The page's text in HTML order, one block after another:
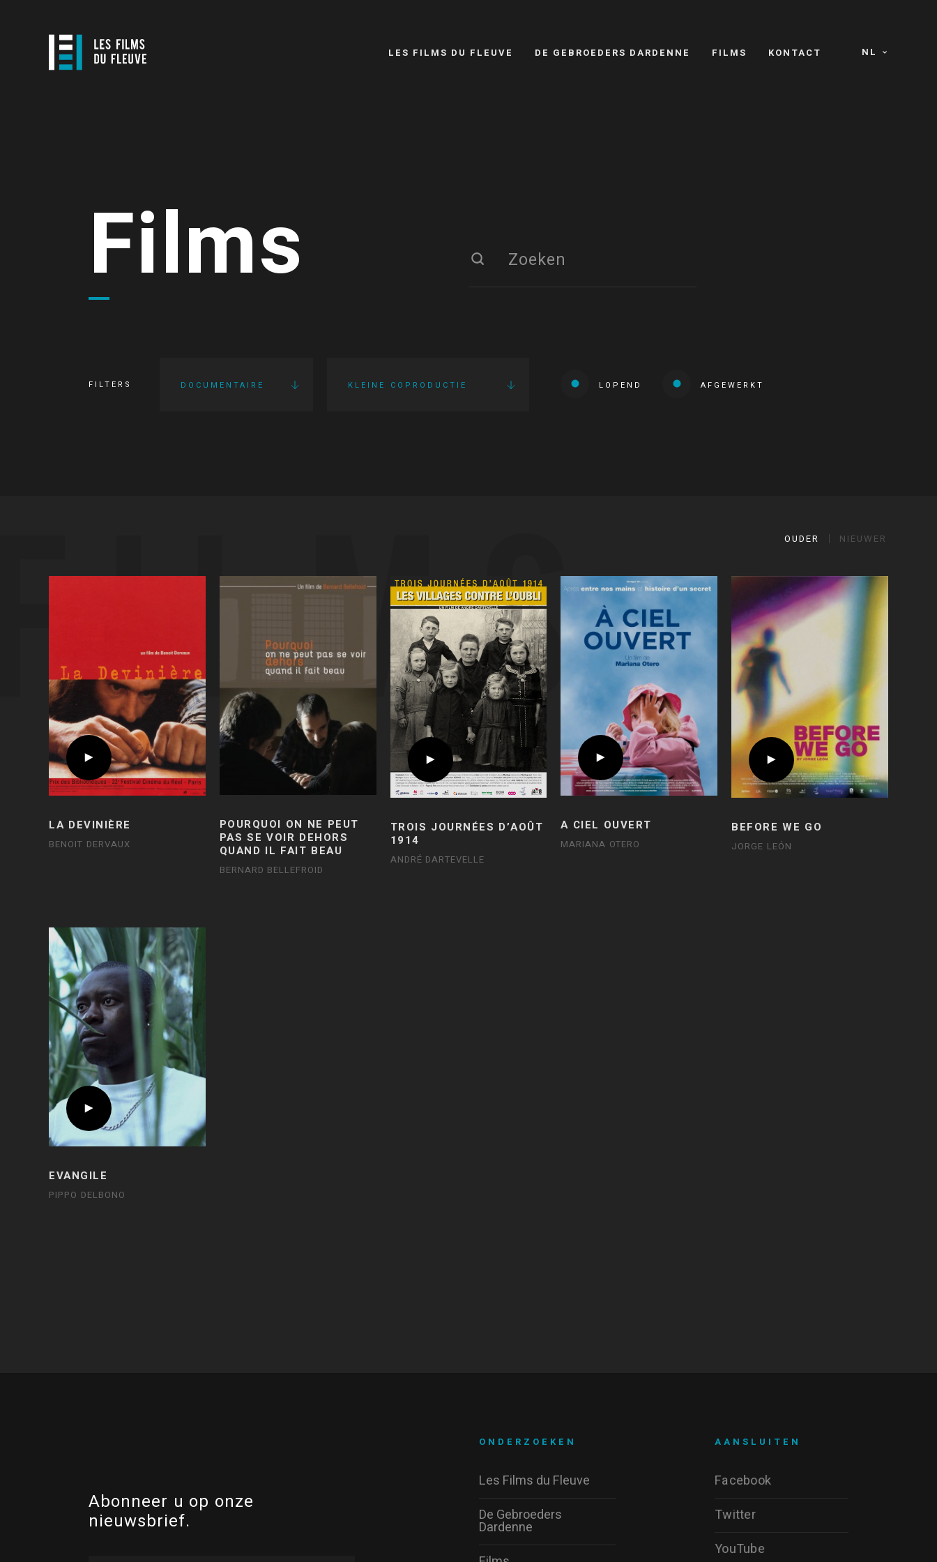
NL
LES FILMS DU FLEUVE DE GEBROEDERS DARDENNE FILMS KONTACT
Films
FILTERS DOCUMENTAIRE KLEINE COPRODUCTIE LOPEND AFGEWERKT
OUDER NIEUWER
LA DEVINIÈRE
BENOIT DERVAUX
POURQUOI ON NE PEUT
PAS SE VOIR DEHORS
QUAND IL FAIT BEAU
BERNARD BELLEFROID
TROIS JOURNÉES D’AOÛT
1914
ANDRÉ DARTEVELLE
A CIEL OUVERT
MARIANA OTERO
BEFORE WE GO
JORGE LEÓN
EVANGILE
PIPPO DELBONO
Abonneer u op onze
nieuwsbrief.
AANSLUITEN
Facebook
Twitter
YouTube
ONDERZOEKEN
Les Films du Fleuve
De Gebroeders
Dardenne